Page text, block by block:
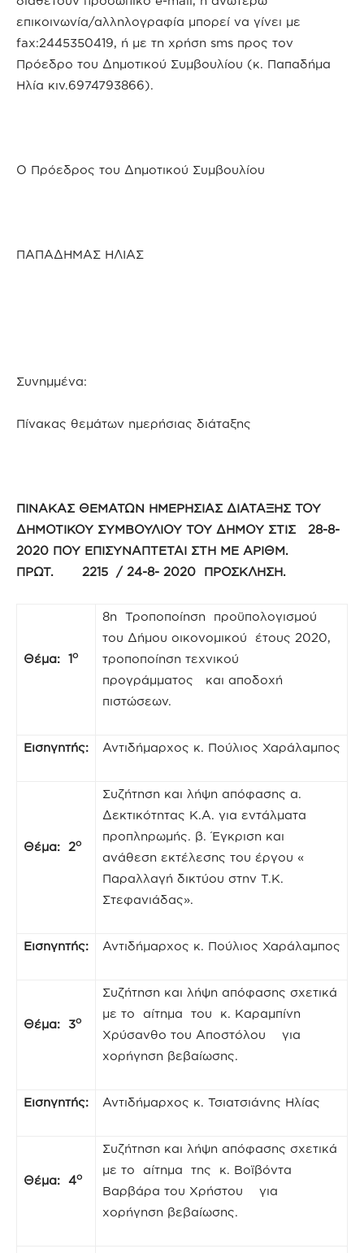
επικοινωνία/αλληλογραφία μπορεί να γίνει με
fax:2445350419, ή με τη χρήση sms προς τον
Πρόεδρο του Δημοτικού Συμβουλίου (κ. Παπαδήμα
Ηλία κιν.6974793866).
Ο Πρόεδρος του Δημοτικού Συμβουλίου
ΠΑΠΑΔΗΜΑΣ ΗΛΙΑΣ
Συνημμένα:
Πίνακας θεμάτων ημερήσιας διάταξης
ΠΙΝΑΚΑΣ ΘΕΜΑΤΩΝ ΗΜΕΡΗΣΙΑΣ ΔΙΑΤΑΞΗΣ ΤΟΥ
ΔΗΜΟΤΙΚΟΥ ΣΥΜΒΟΥΛΙΟΥ ΤΟΥ ΔΗΜΟΥ ΣΤΙΣ 28-8-
2020 ΠΟΥ ΕΠΙΣΥΝΑΠΤΕΤΑΙ ΣΤΗ ΜΕ ΑΡΙΘΜ.
ΠΡΩΤ. 2215 / 24-8- 2020 ΠΡΟΣΚΛΗΣΗ.
Θέμα: 1ο
8η Τροποποίηση προϋπολογισμού
του Δήμου οικονομικού έτους 2020,
τροποποίηση τεχνικού
προγράμματος και αποδοχή
πιστώσεων.
Εισηγητής: Αντιδήμαρχος κ. Πούλιος Χαράλαμπος
Θέμα: 2ο
Συζήτηση και λήψη απόφασης α.
Δεκτικότητας Κ.Α. για εντάλματα
προπληρωμής. β. Έγκριση και
ανάθεση εκτέλεσης του έργου «
Παραλλαγή δικτύου στην Τ.Κ.
Στεφανιάδας».
Εισηγητής: Αντιδήμαρχος κ. Πούλιος Χαράλαμπος
Θέμα: 3ο
Συζήτηση και λήψη απόφασης σχετικά
με το αίτημα του κ. Καραμπίνη
Χρύσανθο του Αποστόλου για
χορήγηση βεβαίωσης.
Εισηγητής: Αντιδήμαρχος κ. Τσιατσιάνης Ηλίας
Θέμα: 4ο
Συζήτηση και λήψη απόφασης σχετικά
με το αίτημα της κ. Βοϊβόντα
Βαρβάρα του Χρήστου για
χορήγηση βεβαίωσης.